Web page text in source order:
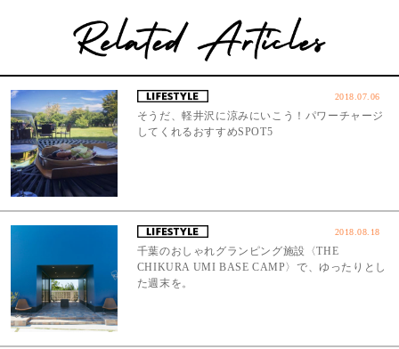
2018.07.06
そうだ、軽井沢に涼みにいこう！パワーチャージ
してくれるおすすめSPOT5
2018.08.18
千葉のおしゃれグランピング施設〈THE
CHIKURA UMI BASE CAMP〉で、ゆったりとし
た週末を。